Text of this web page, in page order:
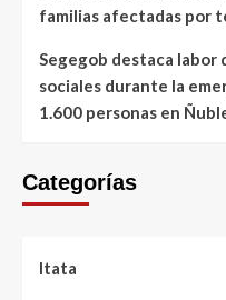
familias afectadas por
Segegob destaca labor
sociales durante la
1.600 personas en
Categorías
Itata